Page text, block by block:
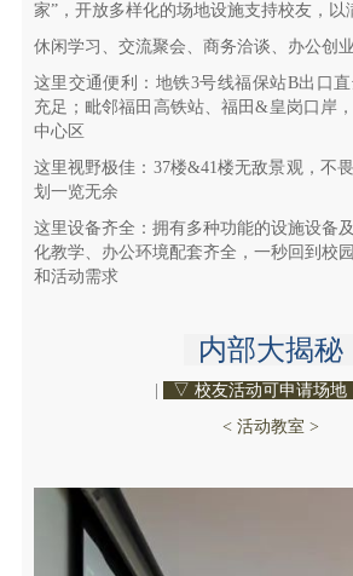
家”，开放多样化的场地设施支持校友，以
休闲学习、交流聚会、商务洽谈、办公创
这里交通便利：地铁3号线福保站B出口
充足；毗邻福田高铁站、福田&皇岗口岸
中心区
这里视野极佳：37楼&41楼无敌景观， 不
划一览无余
这里设备齐全：拥有多种功能的设施设备
化教学、办公环境配套齐全，一秒回到校
和活动需求
内部大揭秘
▽ 校友活动可申请场
< 活动教室 >